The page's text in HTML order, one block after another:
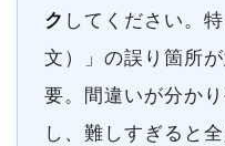
ク してください。
文）」の誤り箇所
要。間違いが分か
し、難しすぎると